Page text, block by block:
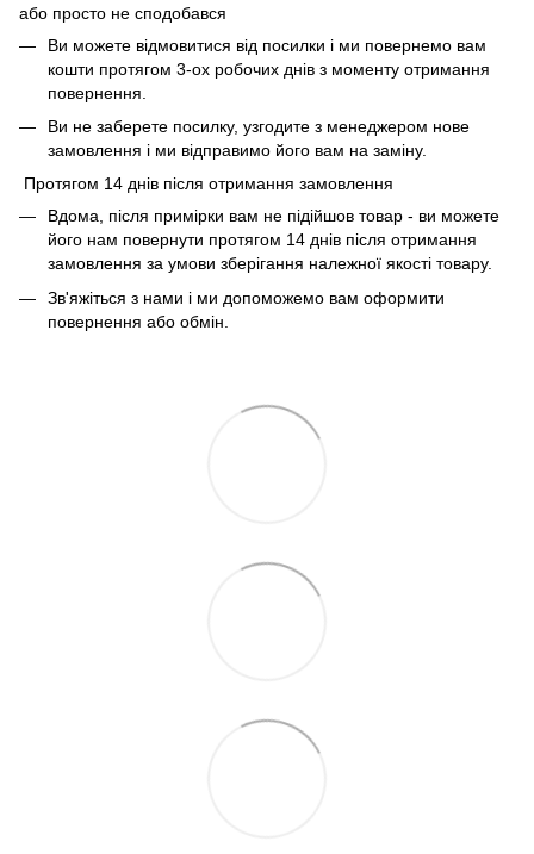
або просто не сподобався
Ви можете відмовитися від посилки і ми повернемо вам
кошти протягом 3-ох робочих днів з моменту отримання
повернення.
Ви не заберете посилку, узгодите з менеджером нове
замовлення і ми відправимо його вам на заміну.
Протягом 14 днів після отримання замовлення
Вдома, після примірки вам не підійшов товар - ви можете
його нам повернути протягом 14 днів після отримання
замовлення за умови зберігання належної якості товару.
Зв'яжіться з нами і ми допоможемо вам оформити
повернення або обмін.